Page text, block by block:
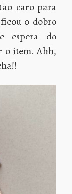
caro para
o dobro
espera do
o item. Ahh,